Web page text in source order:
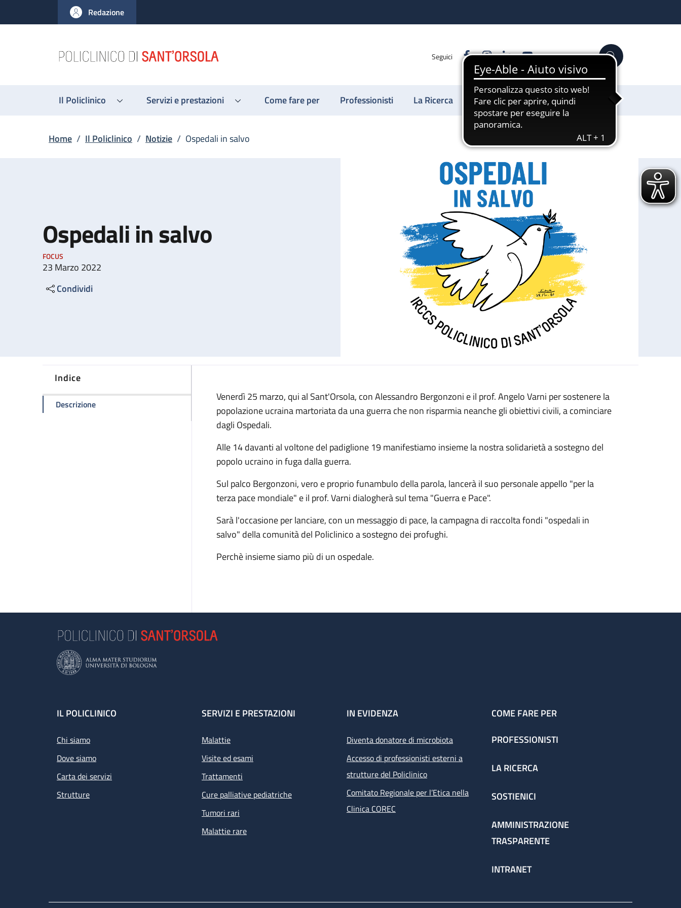
al contenuto principale
to footer content
Redazione
Seguici FacebookInstagram
LinkedinYouTube Cerca
Il Policlinico Servizi e prestazioni Come fare per Professionisti La Ricerca Sostienici
Briciole di pane
Home / Il Policlinico / Notizie / Ospedali in salvo
Ospedali in salvo
FOCUS
23 Marzo 2022
Condividi
Indice
Descrizionedella pagina Ospedali in salvo
Venerdì 25 marzo, qui al Sant'Orsola, con Alessandro Bergonzoni e il prof. Angelo Varni per sostenere la
popolazione ucraina martoriata da una guerra che non risparmia neanche gli obiettivi civili, a cominciare
dagli Ospedali.
Alle 14 davanti al voltone del padiglione 19 manifestiamo insieme la nostra solidarietà a sostegno del
popolo ucraino in fuga dalla guerra.
Sul palco Bergonzoni, vero e proprio funambulo della parola, lancerà il suo personale appello "per la
terza pace mondiale" e il prof. Varni dialogherà sul tema "Guerra e Pace".
Sarà l'occasione per lanciare, con un messaggio di pace, la campagna di raccolta fondi "ospedali in
salvo" della comunità del Policlinico a sostegno dei profughi.
Perchè insieme siamo più di un ospedale.
Footer
IL POLICLINICO
Chi siamo
Dove siamo
Carta dei servizi
Strutture
SERVIZI E PRESTAZIONI
Malattie
Visite ed esami
Trattamenti
Cure palliative pediatriche
Tumori rari
Malattie rare
IN EVIDENZA
Diventa donatore di microbiota
Accesso di professionisti esterni a
strutture del Policlinico
Comitato Regionale per l’Etica nella
Clinica COREC
COME FARE PER
PROFESSIONISTI
LA RICERCA
SOSTIENICI
AMMINISTRAZIONE
TRASPARENTE
INTRANET